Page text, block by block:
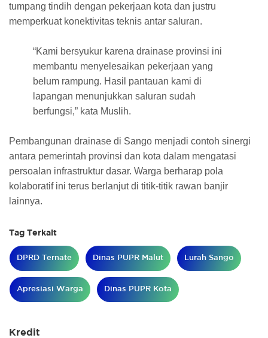
tumpang tindih dengan pekerjaan kota dan justru
memperkuat konektivitas teknis antar saluran.
“Kami bersyukur karena drainase provinsi ini
membantu menyelesaikan pekerjaan yang
belum rampung. Hasil pantauan kami di
lapangan menunjukkan saluran sudah
berfungsi,” kata Muslih.
Pembangunan drainase di Sango menjadi contoh sinergi
antara pemerintah provinsi dan kota dalam mengatasi
persoalan infrastruktur dasar. Warga berharap pola
kolaboratif ini terus berlanjut di titik-titik rawan banjir
lainnya.
Tag Terkait
DPRD Ternate Dinas PUPR Malut Lurah Sango
Apresiasi Warga Dinas PUPR Kota
Kredit